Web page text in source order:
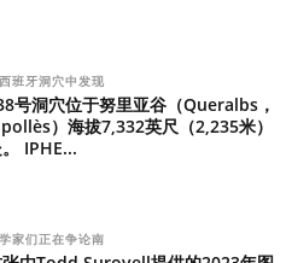
班牙洞穴中发现
号洞穴位于努里亚谷（Queralbs，
）海拔7,332英尺（2,235米）
IPHE...
家们正在争论南